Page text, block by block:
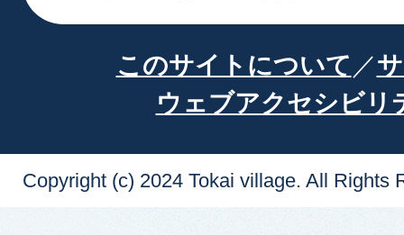
このサイトについて
ウェブアクセシビリ
Copyright (c) 2024 Tokai village. All Rights